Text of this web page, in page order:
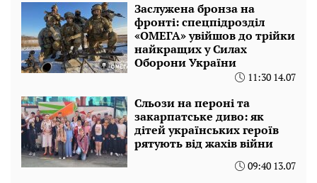
Заслужена бронза на
фронті: спецпідрозділ
«ОМЕГА» увійшов до трійки
найкращих у Силах
Оборони України
11:30 14.07
Сльози на пероні та
закарпатське диво: як
дітей українських героїв
рятують від жахів війни
09:40 13.07